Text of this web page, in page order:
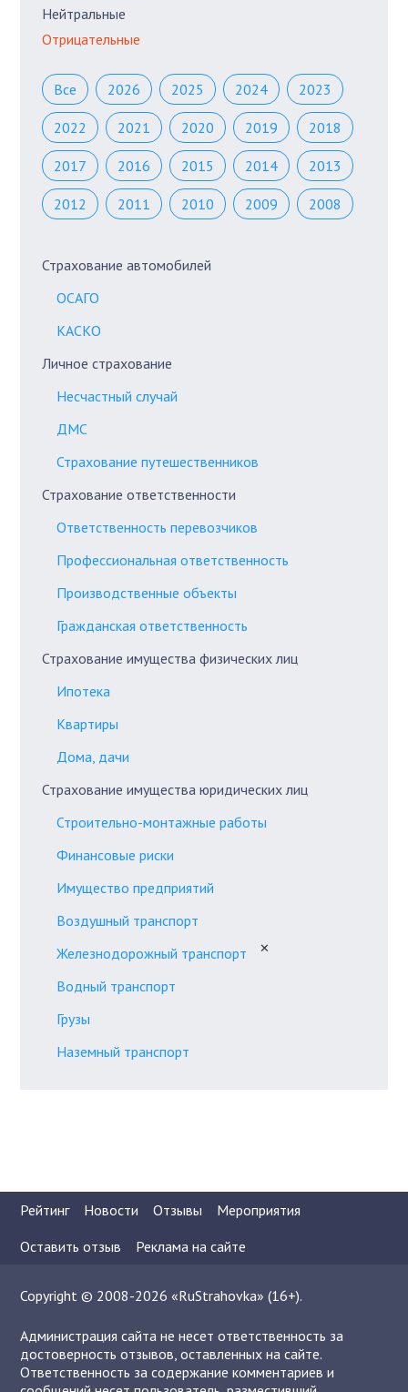
Нейтральные
Отрицательные
Все 2026 2025 2024 2023
2022 2021 2020 2019 2018
2017 2016 2015 2014 2013
2012 2011 2010 2009 2008
Страхование автомобилей
ОСАГО
КАСКО
Личное страхование
Несчастный случай
ДМС
Страхование путешественников
Страхование ответственности
Ответственность перевозчиков
Профессиональная ответственность
Производственные объекты
Гражданская ответственность
Страхование имущества физических лиц
Ипотека
Квартиры
Дома, дачи
Страхование имущества юридических лиц
Строительно-монтажные работы
Финансовые риски
Имущество предприятий
Воздушный транспорт
Железнодорожный транспорт
✕
Водный транспорт
Грузы
Наземный транспорт
Рейтинг Новости Отзывы
Мероприятия
Оставить отзыв
Реклама на сайте
Copyright © 2008-2026 «RuStrahovka» (16+).
Администрация сайта не несет ответственность за
достоверность отзывов, оставленных на сайте.
Ответственность за содержание комментариев и